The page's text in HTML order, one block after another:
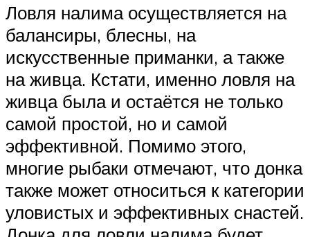
Ловля налима осуществляется на
балансиры, блесны, на
искусственные приманки, а также
на живца. Кстати, именно ловля на
живца была и остаётся не только
самой простой, но и самой
эффективной. Помимо этого,
многие рыбаки отмечают, что донка
также может относиться к категории
уловистых и эффективных снастей.